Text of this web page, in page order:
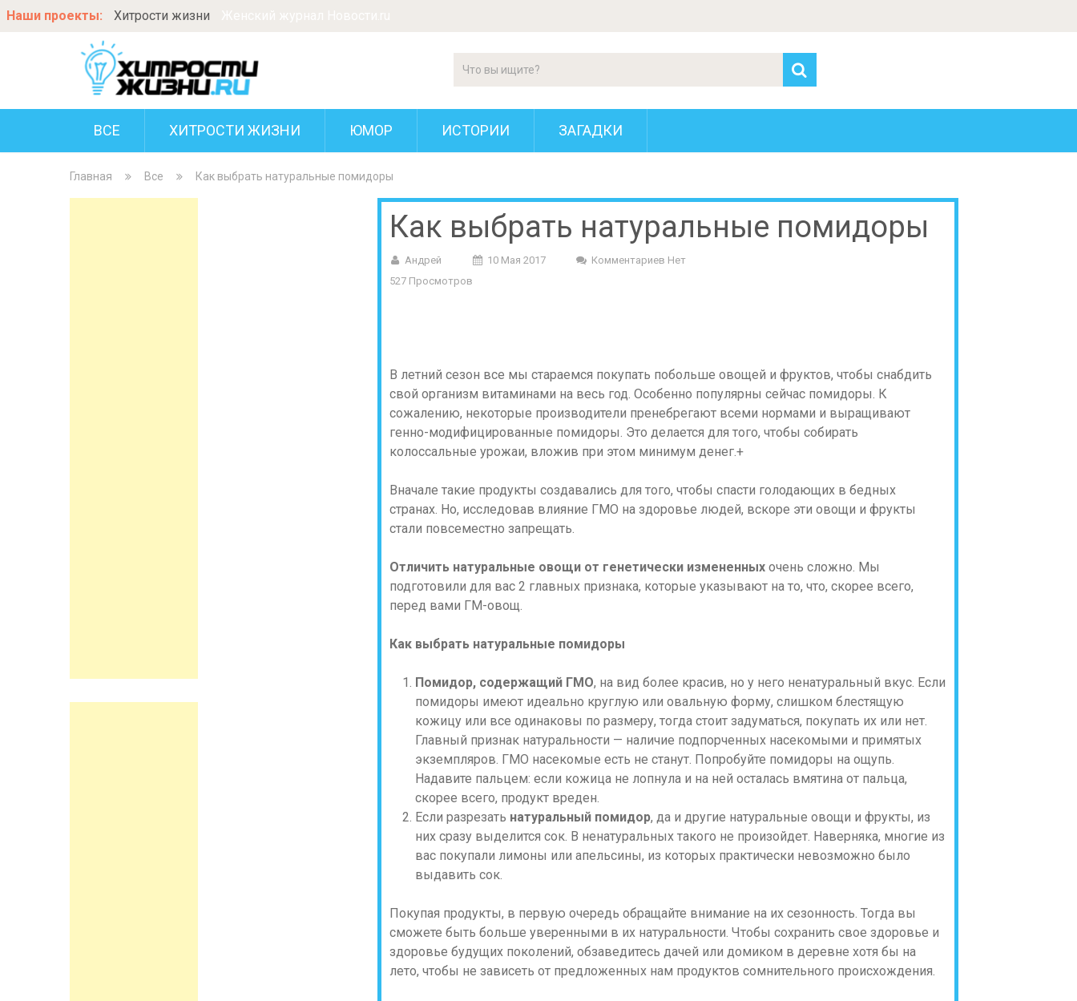
Наши проекты: Хитрости жизни
ВСЕ ХИТРОСТИ ЖИЗНИ ЮМОР ИСТОРИИ ЗАГАДКИ
Главная Все Как выбрать натуральные помидоры
Как выбрать натуральные помидоры
Андрей 10 Мая 2017
Комментариев Нет
527 Просмотров
В летний сезон все мы стараемся покупать побольше овощей и фруктов, чтобы снабдить
свой организм витаминами на весь год. Особенно популярны сейчас помидоры. К
сожалению, некоторые производители пренебрегают всеми нормами и выращивают
генно-модифицированные помидоры. Это делается для того, чтобы собирать
колоссальные урожаи, вложив при этом минимум денег.+
Вначале такие продукты создавались для того, чтобы спасти голодающих в бедных
странах. Но, исследовав влияние ГМО на здоровье людей, вскоре эти овощи и фрукты
стали повсеместно запрещать.
Отличить натуральные овощи от генетически измененных очень сложно. Мы
подготовили для вас 2 главных признака, которые указывают на то, что, скорее всего,
перед вами ГМ-овощ.
Как выбрать натуральные помидоры
Помидор, содержащий ГМО, на вид более красив, но у него ненатуральный вкус. Если
помидоры имеют идеально круглую или овальную форму, слишком блестящую
кожицу или все одинаковы по размеру, тогда стоит задуматься, покупать их или нет.
Главный признак натуральности — наличие подпорченных насекомыми и примятых
экземпляров. ГМО насекомые есть не станут. Попробуйте помидоры на ощупь.
Надавите пальцем: если кожица не лопнула и на ней осталась вмятина от пальца,
скорее всего, продукт вреден.
Если разрезать натуральный помидор, да и другие натуральные овощи и фрукты, из
них сразу выделится сок. В ненатуральных такого не произойдет. Наверняка, многие из
вас покупали лимоны или апельсины, из которых практически невозможно было
выдавить сок.
Покупая продукты, в первую очередь обращайте внимание на их сезонность. Тогда вы
сможете быть больше уверенными в их натуральности. Чтобы сохранить свое здоровье и
здоровье будущих поколений, обзаведитесь дачей или домиком в деревне хотя бы на
лето, чтобы не зависеть от предложенных нам продуктов сомнительного происхождения.